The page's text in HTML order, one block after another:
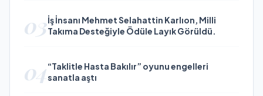
03İş İnsanı Mehmet Selahattin Karlıon, Milli
Takıma Desteğiyle Ödüle Layık Görüldü.
04“Taklitle Hasta Bakılır” oyunu engelleri
sanatla aştı